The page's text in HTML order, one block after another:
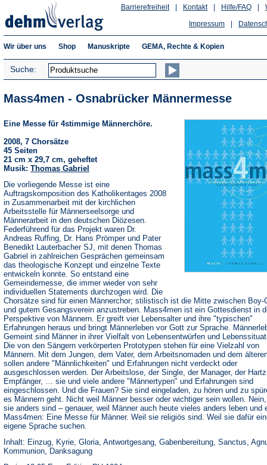
Hilfe/FAQ
Kontakt
Barrierefreiheit
Impressum
Wir über uns Shop Manuskripte GEMA, Rechte & Kopien
Suche:
Mass4men - Osnabrücker Männermesse
Eine Messe für 4stimmige Männerchöre.
2008, 7 Chorsätze
45 Seiten
21 cm x 29,7 cm, geheftet
Musik: Thomas Gabriel
Die vorliegende Messe ist eine
Auftragskomposition des Katholikentages 2008
in Zusammenarbeit mit der kirchlichen
Arbeitsstelle für Männerseelsorge und
Männerarbeit in den deutschen Diözesen.
Federführend für das Projekt waren Dr.
Andreas Ruffing, Dr. Hans Prömper und Pater
Benedikt Lauterbacher SJ, mit denen Thomas
Gabriel in zahlreichen Gesprächen gemeinsam
das theologische Konzept und einzelne Texte
entwickeln konnte. So entstand eine
Gemeindemesse, die immer wieder von sehr
individuellen Statements durchzogen wird. Die
Chorsätze sind für einen Männerchor; stilistisch ist die Mitte zwischen Boy-
und gutem Gesangsverein anzustreben. Mass4men ist ein Gottesdienst in
Perspektive von Männern. Er greift vier Lebensalter und ihre "typischen"
Erfahrungen heraus und bringt Männerleben vor Gott zur Sprache.
Gemeint sind Männer in ihrer Vielfalt von Lebensentwürfen und
Die von den Sängern verkörperten Prototypen stehen für eine Vielzahl von
Männern. Mit dem Jungen, dem Vater, dem Arbeitsnomaden und dem
sollen andere "Männlichkeiten" und Erfahrungen nicht verdeckt oder
ausgeschlossen werden. Der Arbeitslose, der Single, der Manager, der
Empfänger, … sie und viele andere "Männertypen" und Erfahrungen sind
eingeschlossen. Und die Frauen? Sie sind eingeladen, zu hören und zu
es Männern geht. Nicht weil Männer besser oder wichtiger sein wollen.
sie anders sind – genauer, weil Männer auch heute vieles anders leben und
Mass4men: Eine Messe für Männer. Weil sie religiös sind. Weil sie dafür
eigene Sprache suchen.
Inhalt: Einzug, Kyrie, Gloria, Antwortgesang, Gabenbereitung, Sanctus,
Kommunion, Danksagung